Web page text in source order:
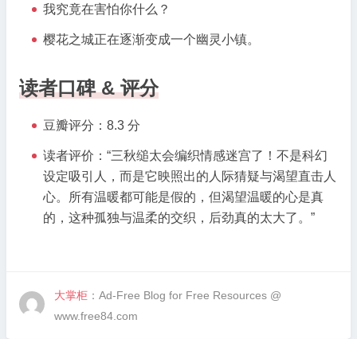
我究竟在害怕你什么？
樱花之城正在逐渐变成一个幽灵小镇。
读者口碑 & 评分
豆瓣评分：8.3 分
读者评价：“三秋缒太会编织情感迷宫了！不是科幻
设定吸引人，而是它映照出的人际猜疑与渴望直击人
心。所有温暖都可能是假的，但渴望温暖的心是真
的，这种孤独与温柔的交织，后劲真的太大了。”
大掌柜 ：Ad-Free Blog for Free Resources @
www.free84.com